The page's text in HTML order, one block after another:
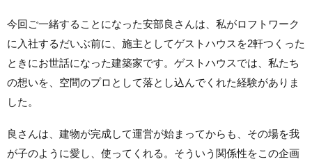
今回ご一緒することになった安部良さんは、私がロフトワーク
に入社するだいぶ前に、施主としてゲストハウスを2軒つくった
ときにお世話になった建築家です。ゲストハウスでは、私たち
の想いを、空間のプロとして落とし込んでくれた経験がありま
した。
良さんは、建物が完成して運営が始まってからも、その場を我
が子のように愛し、使ってくれる。そういう関係性をこの企画